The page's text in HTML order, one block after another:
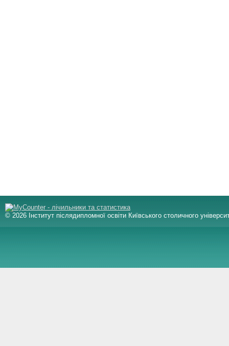
© 2026 Інститут післядипломної освіти Київського столичного